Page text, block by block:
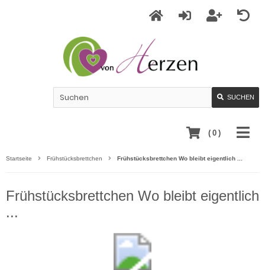
SUCHEN
( 0 )
Startseite Frühstücksbrettchen Frühstücksbrettchen Wo bleibt eigentlich ...
Frühstücksbrettchen Wo bleibt eigentlich
...